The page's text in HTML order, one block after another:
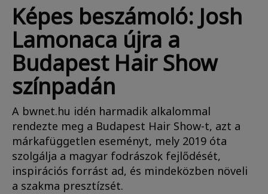
Képes beszámoló: Josh
Lamonaca újra a
Budapest Hair Show
színpadán
A bwnet.hu idén harmadik alkalommal
rendezte meg a Budapest Hair Show-t, azt a
márkafüggetlen eseményt, mely 2019 óta
szolgálja a magyar fodrászok fejlődését,
inspirációs forrást ad, és mindeközben növeli
a szakma presztízsét.